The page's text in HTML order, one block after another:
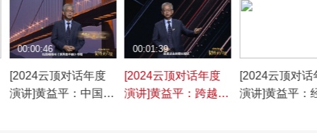
[2024云顶对话年度
演讲]黄益平：中国经
00:00:46
[2024云顶对话年度
演讲]黄益平：跨越中
00:01:39
[2024云顶对话
演讲]黄益平：